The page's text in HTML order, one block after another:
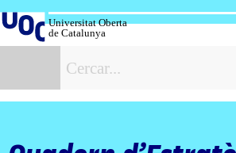
al
contingut
Universitat Oberta
de Catalunya